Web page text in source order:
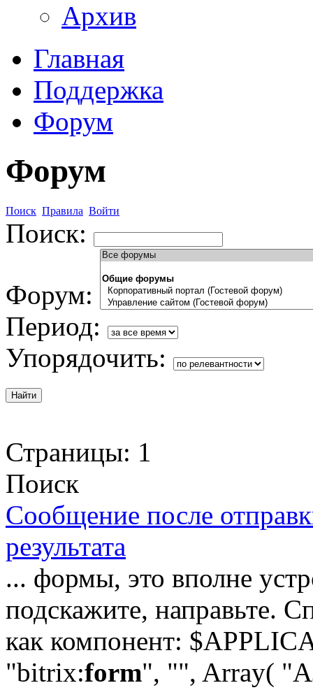
Архив
Главная
Поддержка
Форум
Форум
Поиск Правила Войти
Поиск:
Форум:
Период:
Упорядочить:
Страницы: 1
Поиск
Сообщение после
результата
... формы, это вполне
подскажите, направьте.
как компонент:
"bitrix:form", "", Array(